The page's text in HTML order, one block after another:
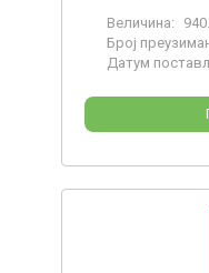
Величина:
Број
Датум